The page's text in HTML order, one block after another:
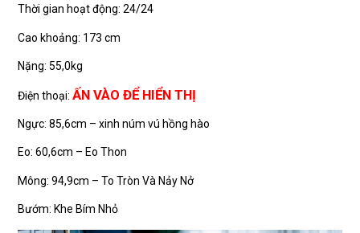
Thời gian hoạt động: 24/24
Cao khoảng: 173 cm
Nặng: 55,0kg
Điện thoại:ẤN VÀO ĐỂ HIỂN THỊ
Ngực: 85,6cm – xinh núm vú hồng hào
Eo: 60,6cm – Eo Thon
Mông: 94,9cm – To Tròn Và Nảy Nở
Bướm: Khe Bím Nhỏ